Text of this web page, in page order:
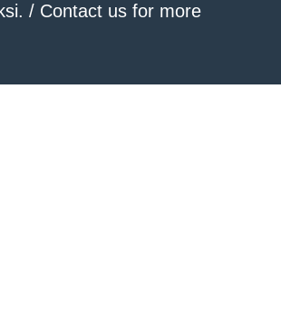
/ Contact us for more